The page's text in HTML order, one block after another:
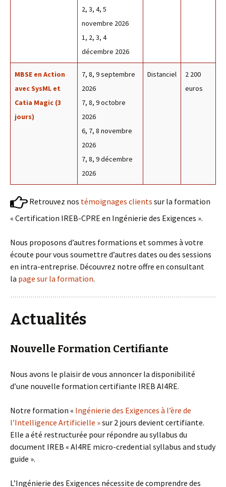
2, 3, 4, 5
novembre 2026
1, 2, 3, 4
décembre 2026
MBSE en Action
avec SysML et
Catia Magic (3
jours)
7, 8, 9 septembre
2026
7, 8, 9 octobre
2026
6, 7, 8 novembre
2026
7, 8, 9 décembre
2026
Distanciel
2 200
euros
Retrouvez nos témoignages clients sur la formation
« Certification IREB-CPRE en Ingénierie des Exigences ».
Nous proposons d’autres formations et sommes à votre
écoute pour vous soumettre d’autres dates ou des sessions
en intra-entreprise. Découvrez notre offre en consultant
la page sur la formation.
Actualités
Nouvelle Formation Certifiante
Nous avons le plaisir de vous annoncer la disponibilité
d’une nouvelle formation certifiante IREB AI4RE.
Notre formation « Ingénierie des Exigences à l’ère de
l’Intelligence Artificielle »sur 2 jours devient certifiante.
Elle a été restructurée pour répondre au syllabus du
document IREB « AI4RE micro-credential syllabus and study
guide ».
L’Ingénierie des Exigences nécessite de comprendre des